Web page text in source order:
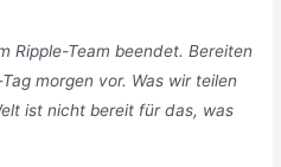
Ripple-Team beendet. Bereiten
morgen vor. Was wir teilen
ist nicht bereit für das, was